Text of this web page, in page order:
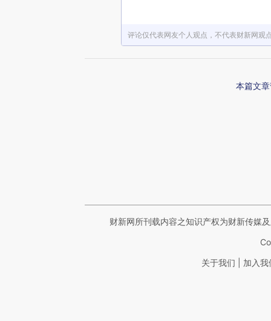
评论仅代表网友个人观点，不代表财新网观
本篇文
财新网所刊载内容之知识产权为财新传媒
关于我们 加入我